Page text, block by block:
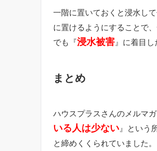
一階に置いておくと浸水し
に置けるようにすることで
でも『浸水被害 』に着目
まとめ
ハウスプラスさんのメルマ
いる人は少ない 』という
と締めくくられていました。